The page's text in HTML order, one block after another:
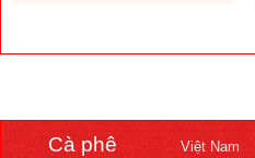
Cà phê Việt Nam